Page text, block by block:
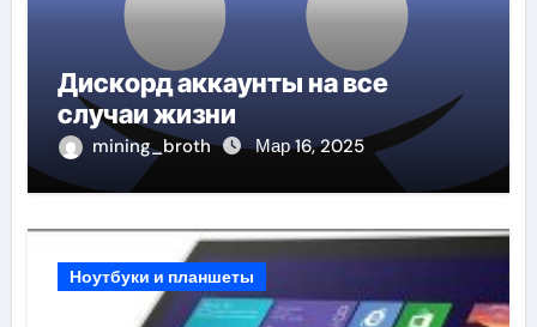
Дискорд аккаунты на все
случаи жизни
mining_broth Мар 16, 2025
Ноутбуки и планшеты